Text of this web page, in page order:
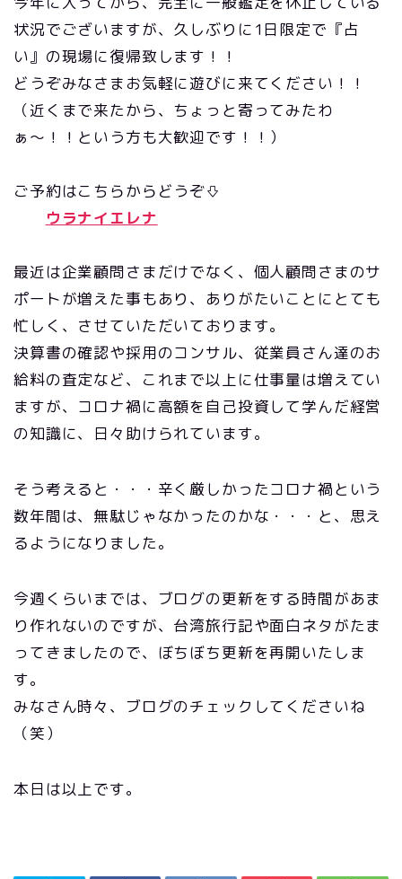
状況でございますが、久しぶりに1日限定で『占
い』の現場に復帰致します！！
どうぞみなさまお気軽に遊びに来てください！！
（近くまで来たから、ちょっと寄ってみたわ
ぁ〜！！という方も大歓迎です！！）
ご予約はこちらからどうぞ⇩
ウラナイエレナ
最近は企業顧問さまだけでなく、個人顧問さまのサ
ポートが増えた事もあり、ありがたいことにとても
忙しく、させていただいております。
決算書の確認や採用のコンサル、従業員さん達のお
給料の査定など、これまで以上に仕事量は増えてい
ますが、コロナ禍に高額を自己投資して学んだ経営
の知識に、日々助けられています。
そう考えると・・・辛く厳しかったコロナ禍という
数年間は、無駄じゃなかったのかな・・・と、思え
るようになりました。
今週くらいまでは、ブログの更新をする時間があま
り作れないのですが、台湾旅行記や面白ネタがたま
ってきましたので、ぼちぼち更新を再開いたしま
す。
みなさん時々、ブログのチェックしてくださいね
（笑）
本日は以上です。